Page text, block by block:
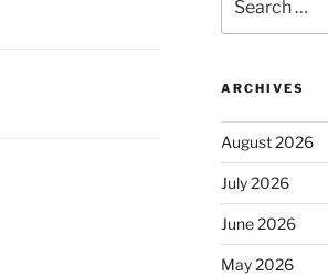
for:
ARCHIVES
August 2026
July 2026
June 2026
May 2026